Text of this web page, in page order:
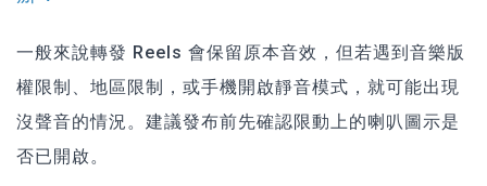
一般來說轉發 Reels 會保留原本音效，但若遇到音樂版
權限制、地區限制，或手機開啟靜音模式，就可能出現
沒聲音的情況。建議發布前先確認限動上的喇叭圖示是
否已開啟。